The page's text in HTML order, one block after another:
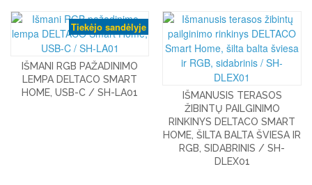
Tiekėjo sandėlyje
IŠMANI RGB PAŽADINIMO
LEMPA DELTACO SMART
HOME, USB-C / SH-LA01
IŠMANUSIS TERASOS
ŽIBINTŲ PAILGINIMO
RINKINYS DELTACO SMART
HOME, ŠILTA BALTA ŠVIESA IR
RGB, SIDABRINIS / SH-
DLEX01